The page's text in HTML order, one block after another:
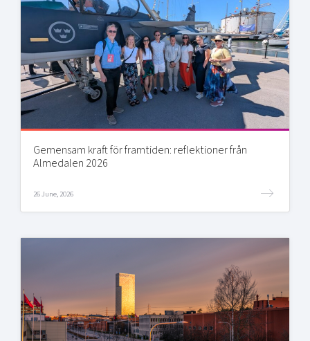
Gemensam kraft för framtiden: reflektioner från
Almedalen 2026
26 June, 2026